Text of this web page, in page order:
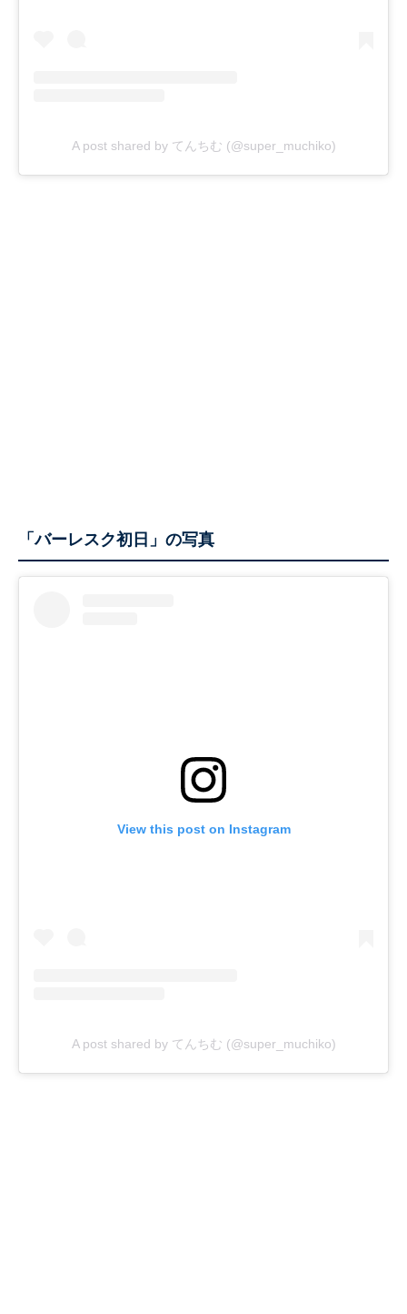
A post shared by てんちむ (@super_muchiko)
「バーレスク初日」の写真
View this post on Instagram
A post shared by てんちむ (@super_muchiko)